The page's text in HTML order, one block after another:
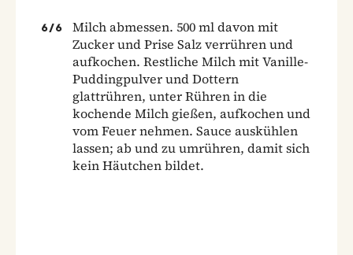
6/6
Milch abmessen. 500 ml davon mit
Zucker und Prise Salz verrühren und
aufkochen. Restliche Milch mit Vanille-
Puddingpulver und Dottern
glattrühren, unter Rühren in die
kochende Milch gießen, aufkochen und
vom Feuer nehmen. Sauce auskühlen
lassen; ab und zu umrühren, damit sich
kein Häutchen bildet.